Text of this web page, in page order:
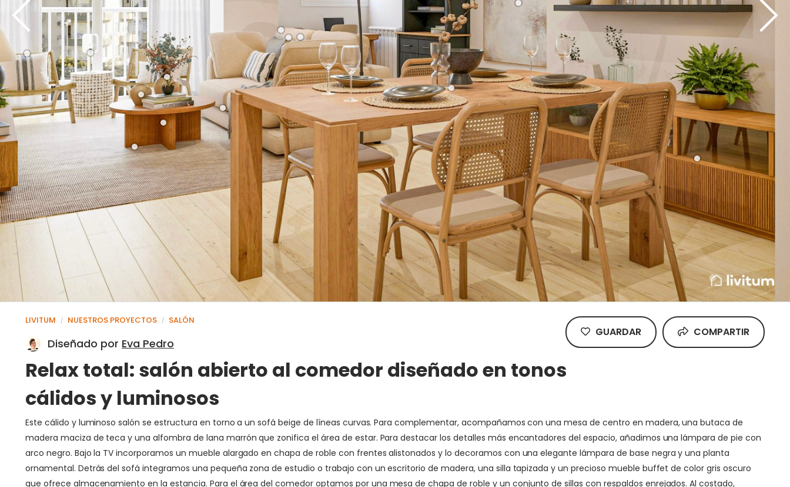
LIVITUM / NUESTROS PROYECTOS / SALÓN
Diseñado por Eva Pedro
Relax total: salón abierto al comedor diseñado en tonos
cálidos y luminosos
GUARDAR COMPARTIR
Este cálido y luminoso salón se estructura en torno a un sofá beige de líneas curvas. Para complementar, acompañamos con una mesa de centro en madera, una butaca de
madera maciza de teca y una alfombra de lana marrón que zonifica el área de estar. Para destacar los detalles más encantadores del espacio, añadimos una lámpara de pie con
arco negro. Bajo la TV incorporamos un mueble alargado en chapa de roble con frentes alistonados y lo decoramos con una elegante lámpara de base negra y una planta
ornamental. Detrás del sofá integramos una pequeña zona de estudio o trabajo con un escritorio de madera, una silla tapizada y un precioso mueble buffet de color gris oscuro
que ofrece almacenamiento en la estancia. Para el área del comedor optamos por una mesa de chapa de roble y un conjunto de sillas con respaldos enrejados. Al costado,